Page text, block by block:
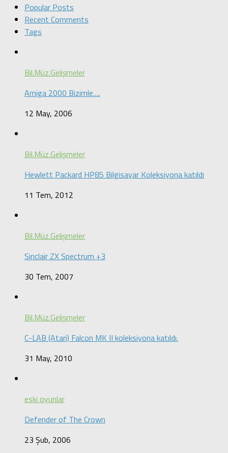
Popular Posts
Recent Comments
Tags
Bil.Müz.Gelişmeler
Amiga 2000 Bizimle….
12 May, 2006
Bil.Müz.Gelişmeler
Hewlett Packard HP85 Bilgisayar Koleksiyona katıldı
11 Tem, 2012
Bil.Müz.Gelişmeler
Sinclair ZX Spectrum +3
30 Tem, 2007
Bil.Müz.Gelişmeler
C-LAB (Atari) Falcon MK II koleksiyona katıldı.
31 May, 2010
eski oyunlar
Defender of The Crown
23 Şub, 2006